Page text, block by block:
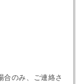
合のみ、ご連絡さ